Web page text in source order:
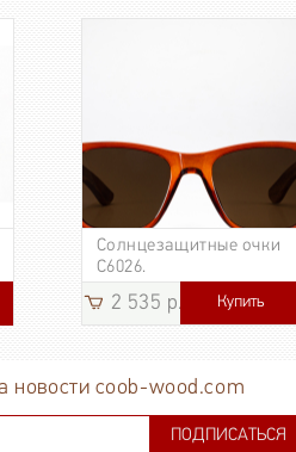
Солнцезащитные очки
C6026.
2 535 р. 3 185
Купить
новости coob-wood.com
ПОДПИСАТЬСЯ